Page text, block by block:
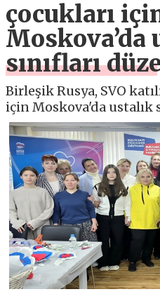
çocukları
Moskova’da
sınıfları
Birleşik Rusya, SVO
için Moskova'da ustalık